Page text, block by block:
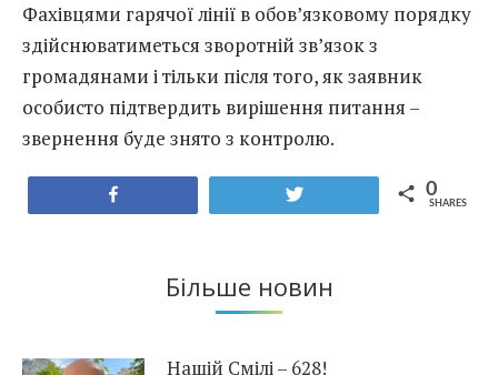
Фахівцями гарячої лінії в обов’язковому порядку
здійснюватиметься зворотній зв’язок з
громадянами і тільки після того, як заявник
особисто підтвердить вирішення питання –
звернення буде знято з контролю.
0
SHARES
Більше новин
Нашій Смілі – 628!